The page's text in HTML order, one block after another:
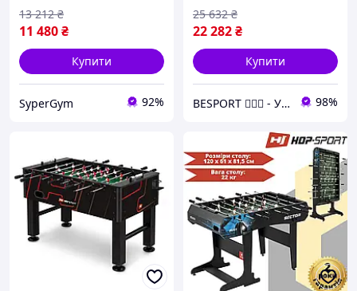
11 480₴
13 212 ₴
Купити
SyperGym 92%
22 282₴
25 632 ₴
Купити
BESPORT 🏋🏻‍♂️ - Український бренд спорттоварів 🇺🇦 98%